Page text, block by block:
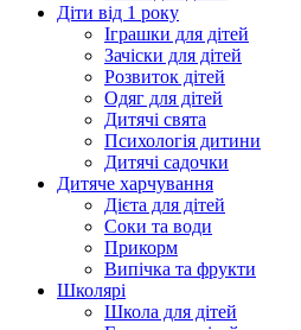
Діти від 1 року
Іграшки для дітей
Зачіски для дітей
Розвиток дітей
Одяг для дітей
Дитячі свята
Психологія дитини
Дитячі садочки
Дитяче харчування
Дієта для дітей
Соки та води
Прикорм
Випічка та фрукти
Школярі
Школа для дітей